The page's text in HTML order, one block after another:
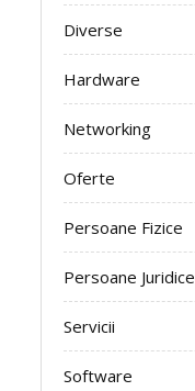
Diverse
Hardware
Networking
Oferte
Persoane Fizice
Persoane Juridice
Servicii
Software